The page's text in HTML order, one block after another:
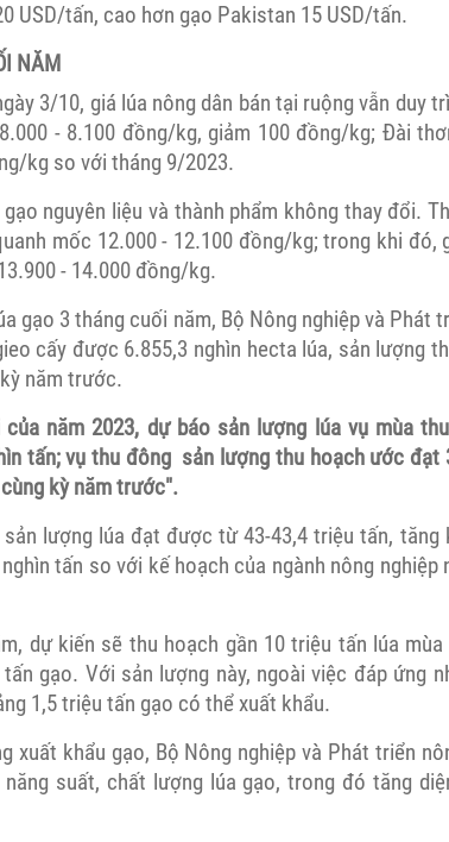
USD/tấn, cao hơn gạo Pakistan 15 USD/tấn.
NĂM
3/10, giá lúa nông dân bán tại ruộng vẫn duy
- 8.100 đồng/kg, giảm 100 đồng/kg; Đài
kg so với tháng 9/2023.
nguyên liệu và thành phẩm không thay đổi.
mốc 12.000 - 12.100 đồng/kg; trong khi đó,
- 14.000 đồng/kg.
gạo 3 tháng cuối năm, Bộ Nông nghiệp và Phát
cấy được 6.855,3 nghìn hecta lúa, sản lượng
năm trước.
năm 2023, dự báo sản lượng lúa vụ mùa
tấn; vụ thu đông sản lượng thu hoạch ước đạt
kỳ năm trước".
lượng lúa đạt được từ 43-43,4 triệu tấn, tăng
tấn so với kế hoạch của ngành nông
dự kiến sẽ thu hoạch gần 10 triệu tấn lúa
gạo. Với sản lượng này, ngoài việc đáp ứng
1,5 triệu tấn gạo có thể xuất khẩu.
xuất khẩu gạo, Bộ Nông nghiệp và Phát triển
suất, chất lượng lúa gạo, trong đó tăng